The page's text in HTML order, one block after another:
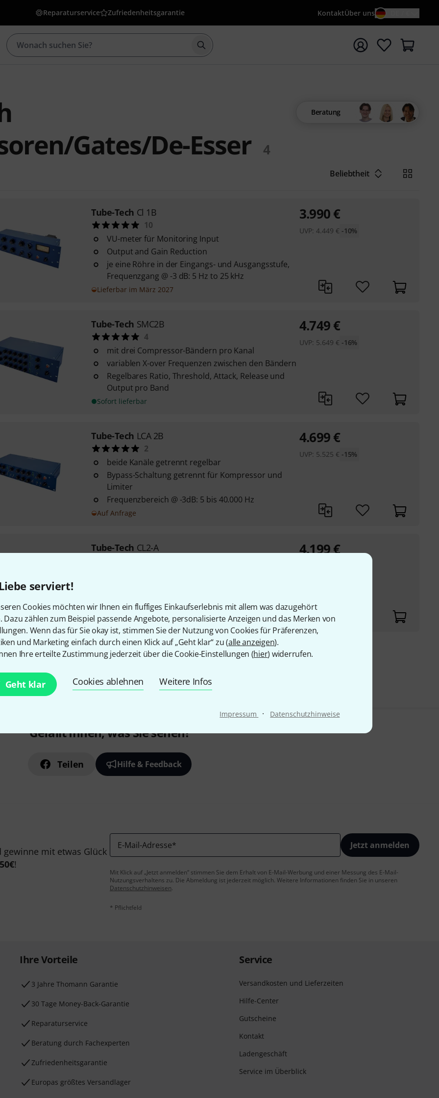
serviert!
Cookies möchten wir Ihnen ein fluffiges Einkaufserlebnis mit allem was dazugehört
Dazu zählen zum Beispiel passende Angebote, personalisierte Anzeigen und das Merken von
Wenn das für Sie okay ist, stimmen Sie der Nutzung von Cookies für Präferenzen,
und Marketing einfach durch einen Klick auf „Geht klar“ zu (alle anzeigen).
Ihre erteilte Zustimmung jederzeit über die Cookie-Einstellungen (hier) widerrufen.
Geht klar Cookies ablehnen Weitere Infos
Impressum · Datenschutzhinweise
Reparaturservice Zufriedenheitsgarantie KontaktÜber uns
Suche mit Suchwort {searchTerm} starten
Gates/De-Esser
4
Beratung
Beliebtheit
Tube-Tech Cl 1B
10
VU-meter für Monitoring Input
Output and Gain Reduction
je eine Röhre in der Eingangs- und Ausgangsstufe,
Frequenzgang @ -3 dB: 5 Hz to 25 kHz
Lieferbar im März 2027
3.990€
UVP:4.449 € -10%
Tube-Tech SMC2B
4
mit drei Compressor-Bändern pro Kanal
variablen X-over Frequenzen zwischen den Bändern
Regelbares Ratio, Threshold, Attack, Release und
Output pro Band
Sofort lieferbar
4.749€
UVP: 5.649 € -16%
Tube-Tech LCA 2B
2
beide Kanäle getrennt regelbar
Bypass-Schaltung getrennt für Kompressor und
Limiter
Frequenzbereich @ -3dB: 5 bis 40.000 Hz
Auf Anfrage
4.699€
UVP: 5.525 € -15%
Tube-Tech CL2-A
Auf Anfrage
4.199€
Kostenloser Versand ab 29 €
Gefällt Ihnen, was Sie sehen?
Teilen Hilfe & Feedback
mit etwas Glück
50€!
E-Mail-Adresse* Jetzt anmelden
Mit Klick auf „Jetzt anmelden“ stimmen Sie dem Erhalt von E-Mail-Werbung und einer Messung des E-Mail-
Nutzungsverhaltens zu. Die Abmeldung ist jederzeit möglich. Weitere Informationen finden Sie in unseren
Datenschutzhinweisen.
* Pflichtfeld
Ihre Vorteile
3 Jahre Thomann Garantie
30 Tage Money-Back-Garantie
Reparaturservice
Beratung durch Fachexperten
Zufriedenheitsgarantie
Europas größtes Versandlager
Service
Versandkosten und Lieferzeiten
Hilfe-Center
Gutscheine
Kontakt
Ladengeschäft
Service im Überblick